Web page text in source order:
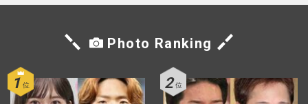
Photo Ranking